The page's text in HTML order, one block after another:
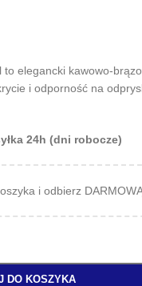
elegancki kawowo-
i odporność na
24h (dni robocze)
i odbierz
DO KOSZYKA